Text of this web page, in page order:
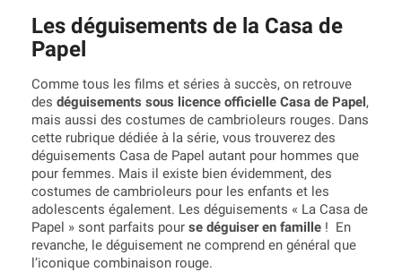
Les déguisements de la Casa de
Papel
Comme tous les films et séries à succès, on retrouve
des déguisements sous licence officielle Casa de Papel,
mais aussi des costumes de cambrioleurs rouges. Dans
cette rubrique dédiée à la série, vous trouverez des
déguisements Casa de Papel autant pour hommes que
pour femmes. Mais il existe bien évidemment, des
costumes de cambrioleurs pour les enfants et les
adolescents également. Les déguisements « La Casa de
Papel » sont parfaits pour se déguiser en famille ! En
revanche, le déguisement ne comprend en général que
l’iconique combinaison rouge.